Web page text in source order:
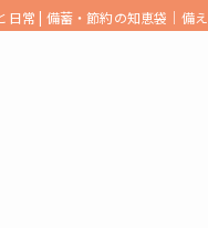
日常 | 備蓄・節約の知恵袋｜備